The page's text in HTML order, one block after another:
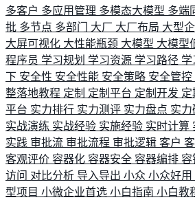
多客户 多应用管理 多模态大模型 多端
批 多节点 多部门 大厂 大厂布局 大型
大屏可视化 大性能瓶颈 大模型 大模型
程序员 学习规划 学习资源 学习路径 学
下 安全性 安全性能 安全策略 安全管控
整落地教程 定制 定制平台 定制开发 定
平台 实力排行 实力测评 实力盘点 实力
实战演练 实战经验 实施经验 实时计算
实践 审批流 审批流程 审批逻辑 客户
客观评价 容器化 容器安全 容器编排 容
访问 对比分析 导入导出 小众 小众好用
型项目 小微企业首选 小白指南 小白教